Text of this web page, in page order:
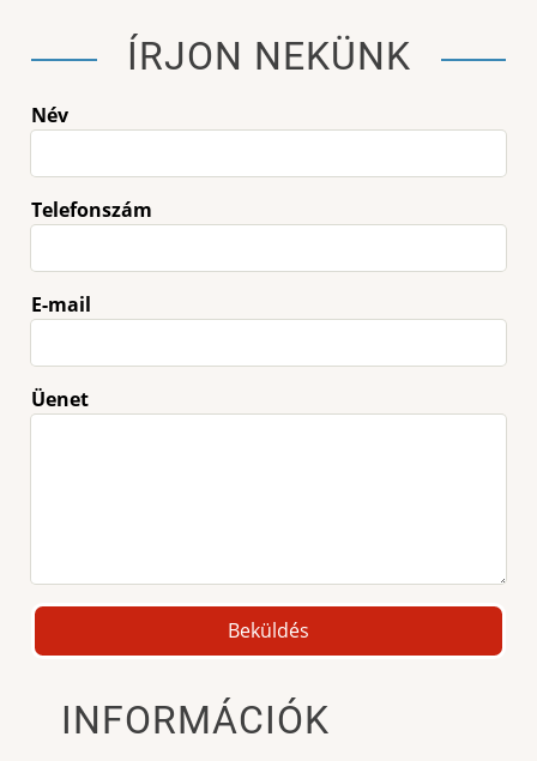
ÍRJON NEKÜNK
Név
Telefonszám
E-mail
Üenet
INFORMÁCIÓK